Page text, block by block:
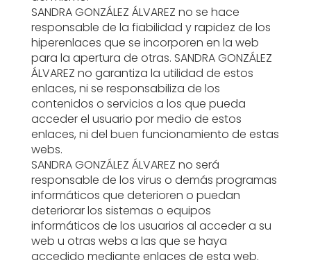
SANDRA GONZÁLEZ ÁLVAREZ no se hace
responsable de la fiabilidad y rapidez de los
hiperenlaces que se incorporen en la web
para la apertura de otras. SANDRA GONZÁLEZ
ÁLVAREZ no garantiza la utilidad de estos
enlaces, ni se responsabiliza de los
contenidos o servicios a los que pueda
acceder el usuario por medio de estos
enlaces, ni del buen funcionamiento de estas
webs.
SANDRA GONZÁLEZ ÁLVAREZ no será
responsable de los virus o demás programas
informáticos que deterioren o puedan
deteriorar los sistemas o equipos
informáticos de los usuarios al acceder a su
web u otras webs a las que se haya
accedido mediante enlaces de esta web.